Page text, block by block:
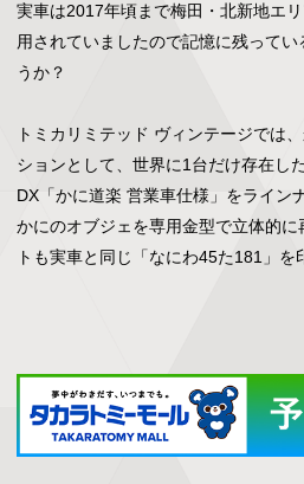
実車は2017年頃まで梅田・北新地エ
用されていましたので記憶に残って
うか？
トミカリミテッド ヴィンテージでは
ションとして、世界に1台だけ存在し
DX「かに道楽 営業車仕様」をライン
かにのオブジェを専用金型で立体的
トも実車と同じ「なにわ45た181」を